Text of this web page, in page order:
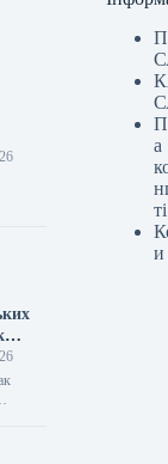
а
ті
и